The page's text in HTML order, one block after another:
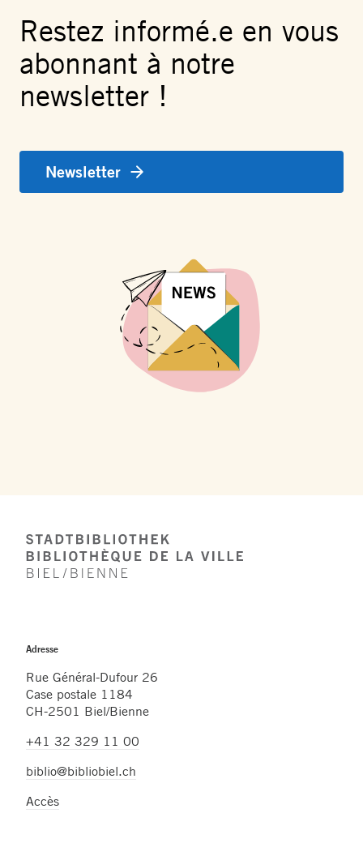
Restez informé.e en vous
abonnant à notre
newsletter !
Newsletter
Footer
Adresse
Rue Général-Dufour 26
Case postale 1184
CH-2501 Biel/Bienne
+41 32 329 11 00
biblio@bibliobiel.ch
Accès